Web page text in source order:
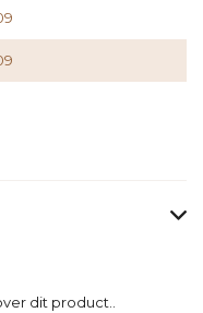
dit product..